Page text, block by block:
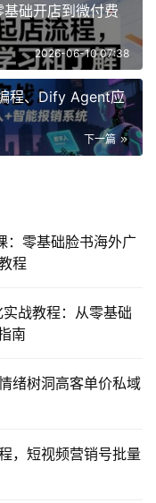
础开店到微付费
2026-06-10 07:38
程、Dify Agent应
下一篇
：零基础脸书海外广
程
战教程：从零基础
南
绪树洞高客单价私域
，短视频营销号批量